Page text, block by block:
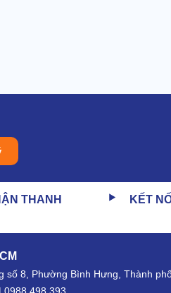
THANH
KẾT
số 8, Phường Bình Hưng, Thành